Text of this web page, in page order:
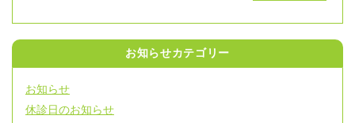
お知らせカテゴリー
お知らせ
休診日のお知らせ